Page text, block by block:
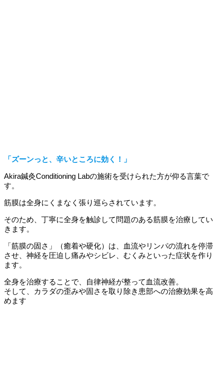
「ズーンっと、辛いところに効く！」
Akira鍼灸Conditioning Labの施術を受けられた方が仰る言葉で
す。
筋膜は全身にくまなく張り巡らされています。
そのため、丁寧に全身を触診して問題のある筋膜を治療してい
きます。
「筋膜の固さ」（癒着や硬化）は、血流やリンパの流れを停滞
させ、神経を圧迫し痛みやシビレ、むくみといった症状を作り
ます。
全身を治療することで、自律神経が整って血流改善。
そして、カラダの歪みや固さを取り除き患部への治療効果を高
めます